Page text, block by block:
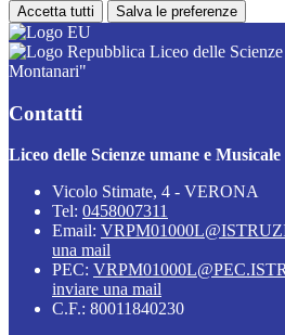
Accetta tutti Salva le preferenze
Liceo delle
Montanari"
Contatti
Liceo delle Scienze umane e
Vicolo Stimate, 4 - VERONA
Tel: 0458007311
Email:
una mail
PEC:
inviare una mail
C.F.: 80011840230